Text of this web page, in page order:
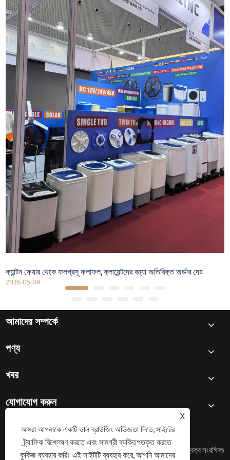
ক্যান্টন ফেয়ার থেকে ফলপ্রসূ ফলাফল, ক্লায়েন্টদের বন্যা অতিরিক্ত অর্ডার দেয়
2026-05-09
আমাদের সম্পর্কে
পণ্য
খবর
যোগাযোগ করুন
কপিরাইট © 2025 Ningbo Keyi Electric Appliance Co., Ltd. সর্বস্বত্ব সংরক্ষিত৷
X
আমরা আপনাকে একটি ভাল ব্রাউজিং অভিজ্ঞতা দিতে, সাইটের
ট্র্যাফিক বিশ্লেষণ করতে এবং সামগ্রী ব্যক্তিগতকৃত করতে
কুকিজ ব্যবহার করি। এই সাইটটি ব্যবহার করে, আপনি আমাদের